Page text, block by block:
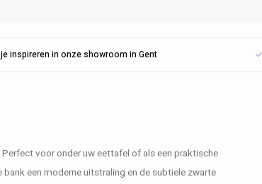
inspireren in onze showroom in Gent
voor onder uw eettafel of als een praktische
een moderne uitstraling en de subtiele zwarte